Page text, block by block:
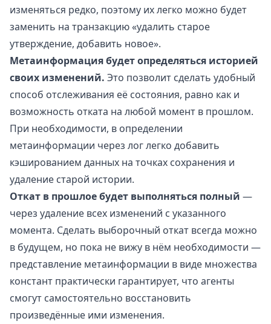
изменяться редко, поэтому их легко можно будет
заменить на транзакцию «удалить старое
утверждение, добавить новое».
Метаинформация будет определяться историей
своих изменений. Это позволит сделать удобный
способ отслеживания её состояния, равно как и
возможность отката на любой момент в прошлом.
При необходимости, в определении
метаинформации через лог легко добавить
кэшированием данных на точках сохранения и
удаление старой истории.
Откат в прошлое будет выполняться полный —
через удаление всех изменений с указанного
момента. Сделать выборочный откат всегда можно
в будущем, но пока не вижу в нём необходимости —
представление метаинформации в виде множества
констант практически гарантирует, что агенты
смогут самостоятельно восстановить
произведённые ими изменения.